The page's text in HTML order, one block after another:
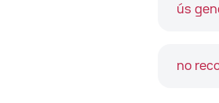
ús
no